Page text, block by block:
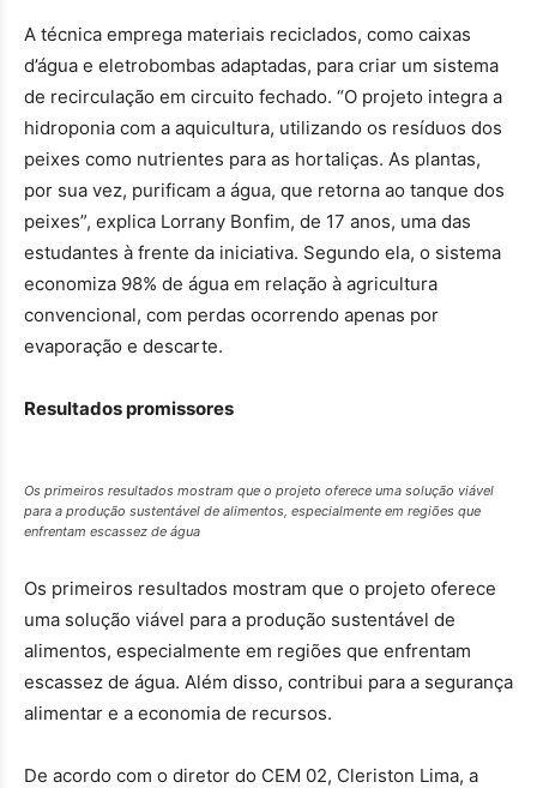
A técnica emprega materiais reciclados, como caixas
d’água e eletrobombas adaptadas, para criar um sistema
de recirculação em circuito fechado. “O projeto integra a
hidroponia com a aquicultura, utilizando os resíduos dos
peixes como nutrientes para as hortaliças. As plantas,
por sua vez, purificam a água, que retorna ao tanque dos
peixes”, explica Lorrany Bonfim, de 17 anos, uma das
estudantes à frente da iniciativa. Segundo ela, o sistema
economiza 98% de água em relação à agricultura
convencional, com perdas ocorrendo apenas por
evaporação e descarte.
Resultados promissores
Os primeiros resultados mostram que o projeto oferece uma solução viável
para a produção sustentável de alimentos, especialmente em regiões que
enfrentam escassez de água
Os primeiros resultados mostram que o projeto oferece
uma solução viável para a produção sustentável de
alimentos, especialmente em regiões que enfrentam
escassez de água. Além disso, contribui para a segurança
alimentar e a economia de recursos.
De acordo com o diretor do CEM 02, Cleriston Lima, a